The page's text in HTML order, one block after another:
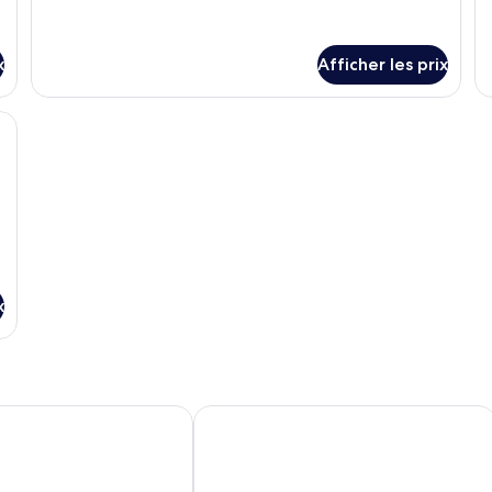
Afficher les prix
avec une tête de lit verte, un grand lit, une table de chevet avec une lampe
Resort Panphuree Residence